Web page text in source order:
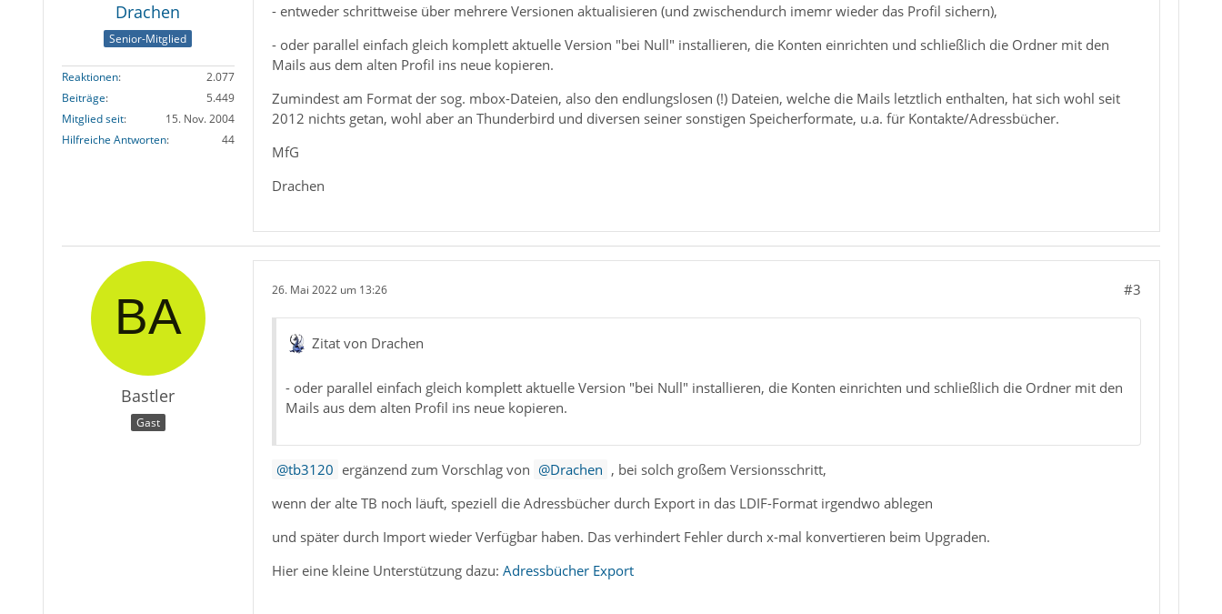
Drachen
Senior-Mitglied
Reaktionen
2.077
Beiträge
5.449
Mitglied seit
15. Nov. 2004
Hilfreiche Antworten
44
- entweder schrittweise über mehrere Versionen aktualisieren (und zwischendurch imemr wieder das Profil sichern),
- oder parallel einfach gleich komplett aktuelle Version "bei Null" installieren, die Konten einrichten und schließlich die Ordner mit den
Mails aus dem alten Profil ins neue kopieren.
Zumindest am Format der sog. mbox-Dateien, also den endlungslosen (!) Dateien, welche die Mails letztlich enthalten, hat sich wohl seit
2012 nichts getan, wohl aber an Thunderbird und diversen seiner sonstigen Speicherformate, u.a. für Kontakte/Adressbücher.
MfG
Drachen
Bastler
Gast
26. Mai 2022 um 13:26 #3
Zitat von Drachen
- oder parallel einfach gleich komplett aktuelle Version "bei Null" installieren, die Konten einrichten und schließlich die Ordner mit den
Mails aus dem alten Profil ins neue kopieren.
tb3120 ergänzend zum Vorschlag von Drachen , bei solch großem Versionsschritt,
wenn der alte TB noch läuft, speziell die Adressbücher durch Export in das LDIF-Format irgendwo ablegen
und später durch Import wieder Verfügbar haben. Das verhindert Fehler durch x-mal konvertieren beim Upgraden.
Hier eine kleine Unterstützung dazu: Adressbücher Export